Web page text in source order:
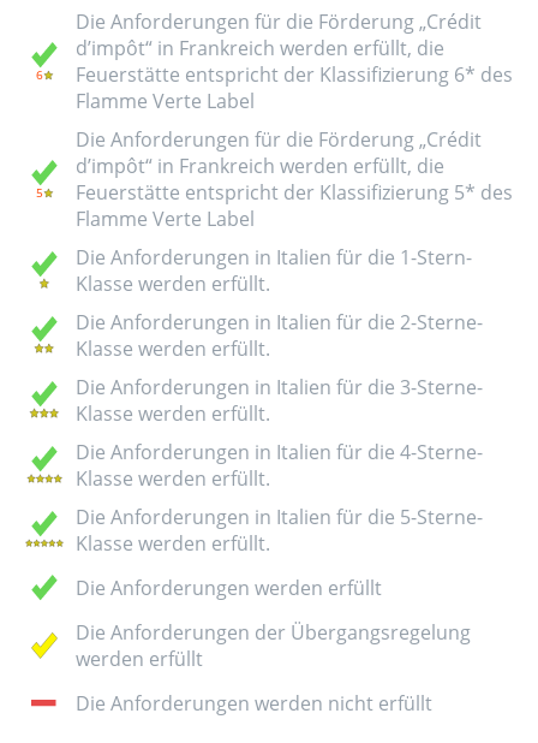
Die Anforderungen für die Förderung „Crédit
d’impôt“ in Frankreich werden erfüllt, die
Feuerstätte entspricht der Klassifizierung 6* des
Flamme Verte Label
Die Anforderungen für die Förderung „Crédit
d’impôt“ in Frankreich werden erfüllt, die
Feuerstätte entspricht der Klassifizierung 5* des
Flamme Verte Label
Die Anforderungen in Italien für die 1-Stern-
Klasse werden erfüllt.
Die Anforderungen in Italien für die 2-Sterne-
Klasse werden erfüllt.
Die Anforderungen in Italien für die 3-Sterne-
Klasse werden erfüllt.
Die Anforderungen in Italien für die 4-Sterne-
Klasse werden erfüllt.
Die Anforderungen in Italien für die 5-Sterne-
Klasse werden erfüllt.
Die Anforderungen werden erfüllt
Die Anforderungen der Übergangsregelung
werden erfüllt
Die Anforderungen werden nicht erfüllt